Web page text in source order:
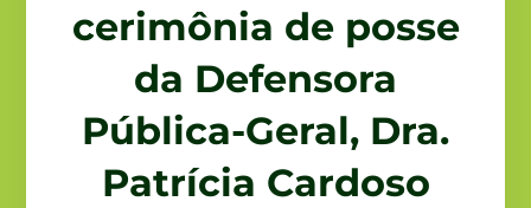
cerimônia de posse
da Defensora
Pública-Geral, Dra.
Patrícia Cardoso